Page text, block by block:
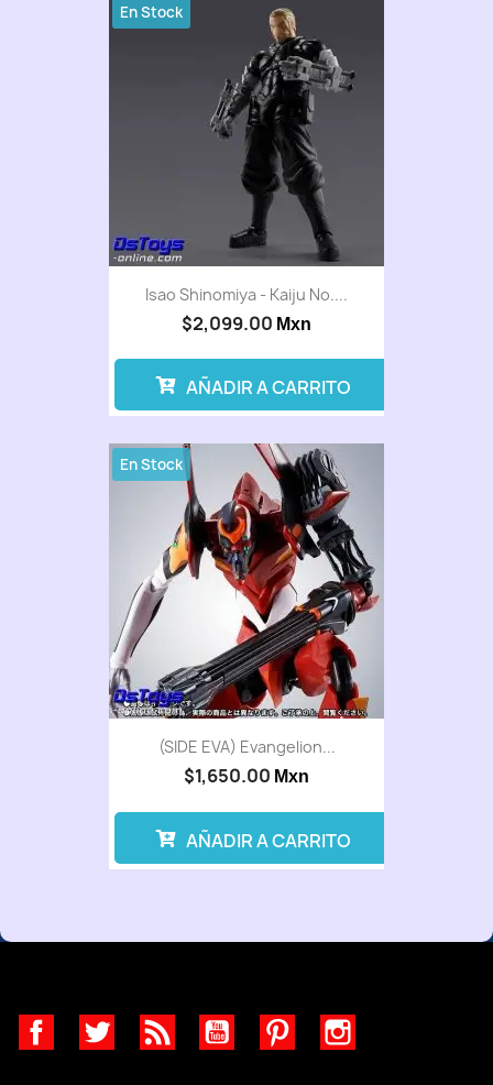
Isao Shinomiya - Kaiju No....
$2,099.00 Mxn
En Stock
AÑADIR A CARRITO
(SIDE EVA) Evangelion...
$1,650.00 Mxn
En Stock
AÑADIR A CARRITO
FacebookTwitter Rss YouTube Pinterest